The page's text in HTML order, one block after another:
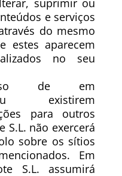
e serviços
do mesmo
estes aparecem
no seu
de em
existirem
para outros
S.L. não exercerá
sobre os sítios
Em
S.L. assumirá